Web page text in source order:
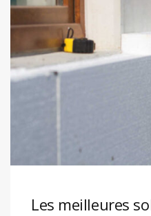
Les meilleures